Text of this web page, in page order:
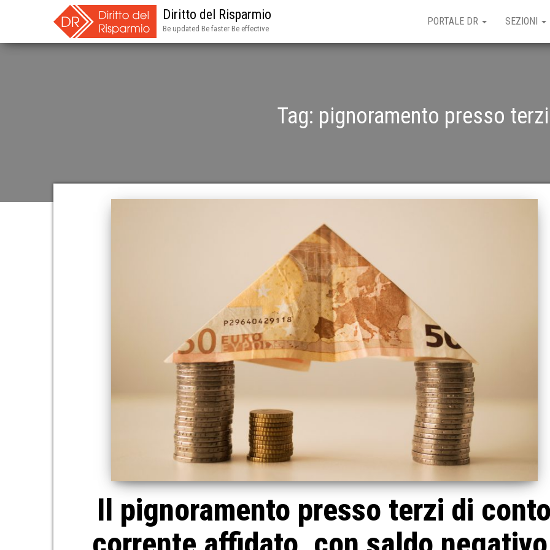
Diritto del Risparmio
Be updated Be faster Be effective
PORTALE DR SEZIONI
Tag: pignoramento presso terzi
Il pignoramento presso terzi di